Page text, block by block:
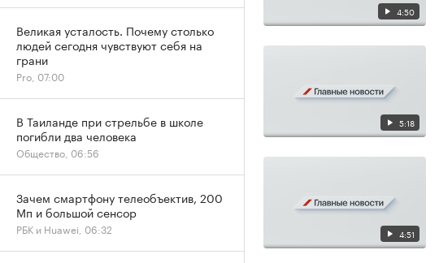
4:50
5:18
4:51
Великая усталость. Почему столько
людей сегодня чувствуют себя на
грани
Pro, 07:00
В Таиланде при стрельбе в школе
погибли два человека
Общество, 06:56
Зачем смартфону телеобъектив, 200
Мп и большой сенсор
РБК и Huawei, 06:32